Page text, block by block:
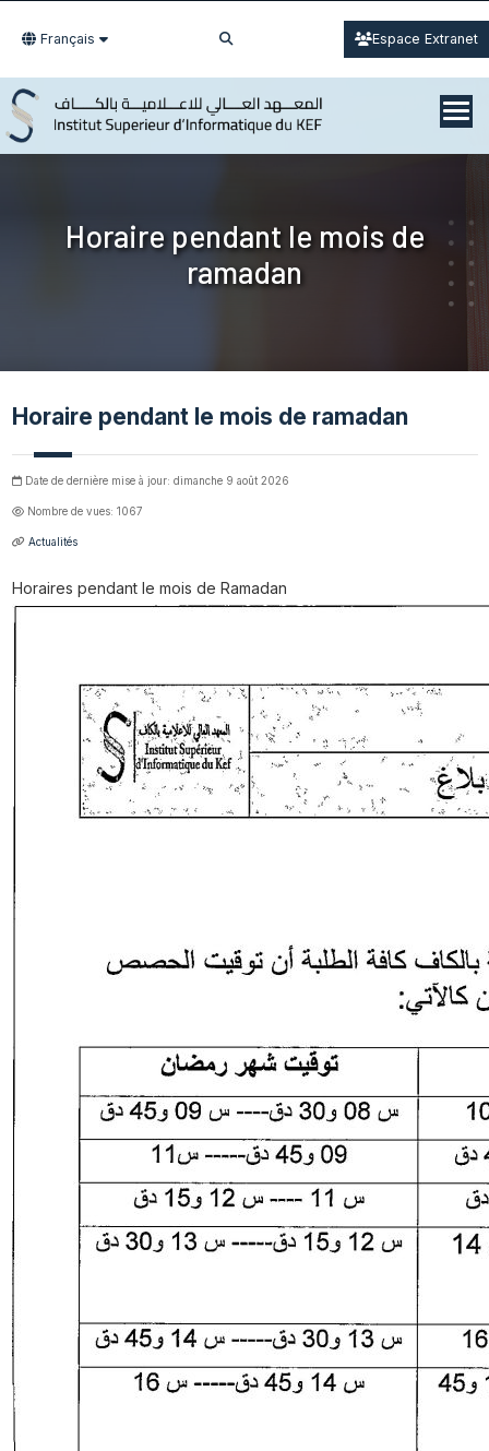
Français Espace Extranet
Horaire pendant le mois de
ramadan
Horaire pendant le mois de ramadan
Date de dernière mise à jour: dimanche 9 août 2026
Nombre de vues: 1067
Actualités
Horaires pendant le mois de Ramadan